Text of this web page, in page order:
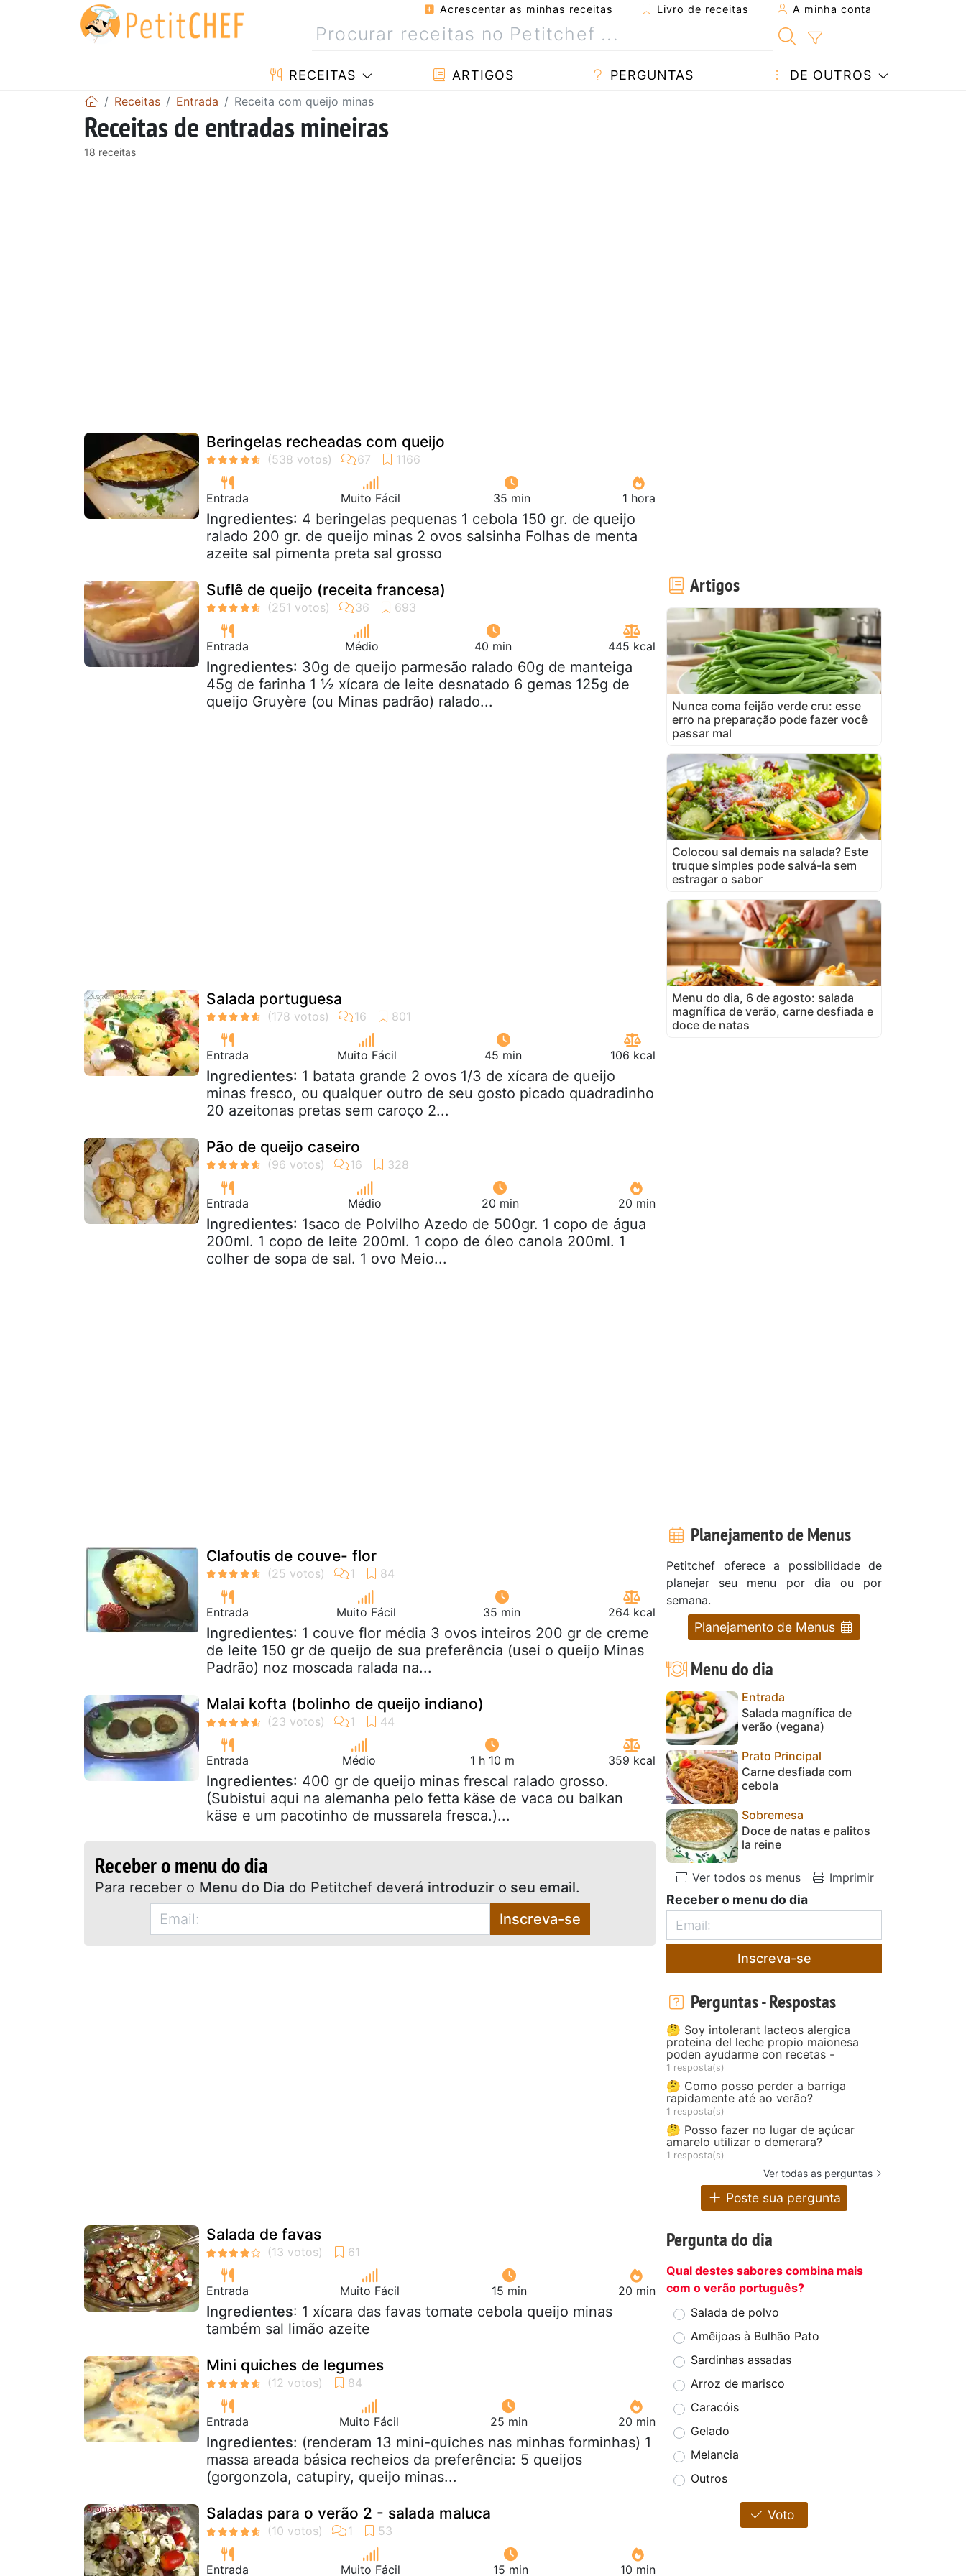
Acrescentar as minhas receitas Livro de receitas A minha conta
RECEITAS ARTIGOS PERGUNTAS DE OUTROS
Receitas Entrada Receita com queijo minas
Receitas de entradas mineiras
18 receitas
Beringelas recheadas com queijo
Entrada Muito Fácil 35 min 1 hora
Ingredientes: 4 beringelas pequenas 1 cebola 150 gr. de queijo
ralado 200 gr. de queijo minas 2 ovos salsinha Folhas de menta
azeite sal pimenta preta sal grosso
Suflê de queijo (receita francesa)
Entrada Médio 40 min 445 kcal
Ingredientes: 30g de queijo parmesão ralado 60g de manteiga
45g de farinha 1 ½ xícara de leite desnatado 6 gemas 125g de
queijo Gruyère (ou Minas padrão) ralado...
Salada portuguesa
Entrada Muito Fácil 45 min 106 kcal
Ingredientes: 1 batata grande 2 ovos 1/3 de xícara de queijo
minas fresco, ou qualquer outro de seu gosto picado quadradinho
20 azeitonas pretas sem caroço 2...
Pão de queijo caseiro
Entrada Médio 20 min 20 min
Ingredientes: 1saco de Polvilho Azedo de 500gr. 1 copo de água
200ml. 1 copo de leite 200ml. 1 copo de óleo canola 200ml. 1
colher de sopa de sal. 1 ovo Meio...
Clafoutis de couve- flor
Entrada Muito Fácil 35 min 264 kcal
Ingredientes: 1 couve flor média 3 ovos inteiros 200 gr de creme
de leite 150 gr de queijo de sua preferência (usei o queijo Minas
Padrão) noz moscada ralada na...
Malai kofta (bolinho de queijo indiano)
Entrada Médio 1 h 10 m 359 kcal
Ingredientes: 400 gr de queijo minas frescal ralado grosso.
(Subistui aqui na alemanha pelo fetta käse de vaca ou balkan
käse e um pacotinho de mussarela fresca.)...
Receber o menu do dia
Para receber o Menu do Dia do Petitchef deverá introduzir o seu email.
Inscreva-se
Salada de favas
Entrada Muito Fácil 15 min 20 min
Ingredientes: 1 xícara das favas tomate cebola queijo minas
também sal limão azeite
Mini quiches de legumes
Entrada Muito Fácil 25 min 20 min
Ingredientes: (renderam 13 mini-quiches nas minhas forminhas) 1
massa areada básica recheios da preferência: 5 queijos
(gorgonzola, catupiry, queijo minas...
Saladas para o verão 2 - salada maluca
Entrada Muito Fácil 15 min 10 min
Artigos
Nunca coma feijão verde cru: esse
erro na preparação pode fazer você
passar mal
Colocou sal demais na salada? Este
truque simples pode salvá-la sem
estragar o sabor
Menu do dia, 6 de agosto: salada
magnífica de verão, carne desfiada e
doce de natas
Planejamento de Menus
Petitchef oferece a possibilidade de
planejar seu menu por dia ou por
semana.
Planejamento de Menus
Menu do dia
Entrada
Salada magnífica de
verão (vegana)
Prato Principal
Carne desfiada com
cebola
Sobremesa
Doce de natas e palitos
la reine
Ver todos os menus Imprimir
Receber o menu do dia
Inscreva-se
Perguntas - Respostas
🤔 Soy intolerant lacteos alergica
proteina del leche propio maionesa
poden ayudarme con recetas -
1 resposta(s)
🤔 Como posso perder a barriga
rapidamente até ao verão?
1 resposta(s)
🤔 Posso fazer no lugar de açúcar
amarelo utilizar o demerara?
1 resposta(s)
Ver todas as perguntas
Poste sua pergunta
Pergunta do dia
Qual destes sabores combina mais
com o verão português?
Salada de polvo
Amêijoas à Bulhão Pato
Sardinhas assadas
Arroz de marisco
Caracóis
Gelado
Melancia
Outros
Voto